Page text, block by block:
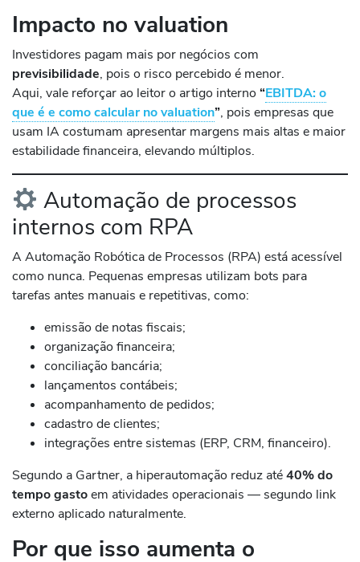
Impacto no valuation
Investidores pagam mais por negócios com
previsibilidade, pois o risco percebido é menor.
Aqui, vale reforçar ao leitor o artigo interno “EBITDA: o
que é e como calcular no valuation”, pois empresas que
usam IA costumam apresentar margens mais altas e maior
estabilidade financeira, elevando múltiplos.
Automação de processos
internos com RPA
A Automação Robótica de Processos (RPA) está acessível
como nunca. Pequenas empresas utilizam bots para
tarefas antes manuais e repetitivas, como:
emissão de notas fiscais;
organização financeira;
conciliação bancária;
lançamentos contábeis;
acompanhamento de pedidos;
cadastro de clientes;
integrações entre sistemas (ERP, CRM, financeiro).
Segundo a Gartner, a hiperautomação reduz até40% do
tempo gastoem atividades operacionais — segundo link
externo aplicado naturalmente.
Por que isso aumenta o